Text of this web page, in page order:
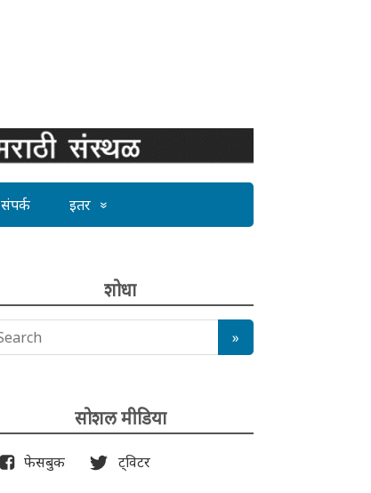
संपर्क इतर
शोधा
सोशल मीडिया
फेसबुक ट्विटर